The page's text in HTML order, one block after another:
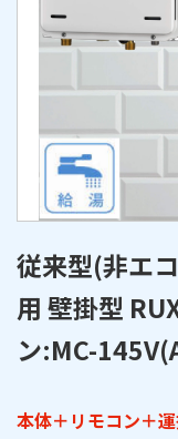
従来型(非エ
用 壁掛型
ン:MC-
本体＋リモコン＋